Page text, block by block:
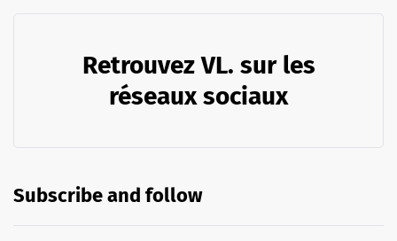
Retrouvez VL. sur les
réseaux sociaux
Subscribe and follow